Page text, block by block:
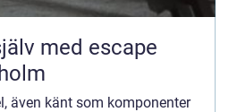
med escape
även känt som komponenter